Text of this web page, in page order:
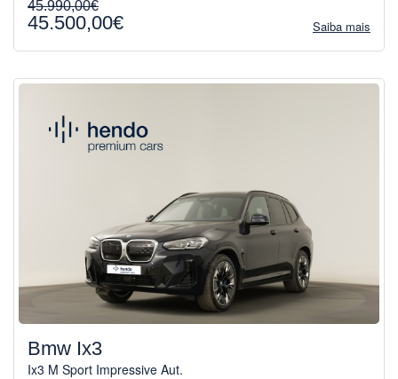
45.990,00€
45.500,00€ Saiba mais
Bmw Ix3
Ix3 M Sport Impressive Aut.